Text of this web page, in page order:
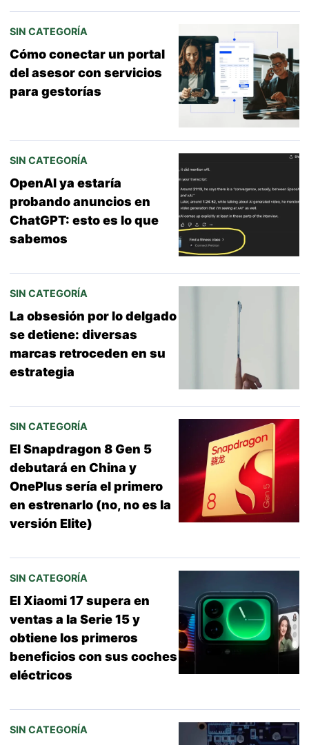
SIN CATEGORÍA
Cómo conectar un portal
del asesor con servicios
para gestorías
SIN CATEGORÍA
OpenAI ya estaría
probando anuncios en
ChatGPT: esto es lo que
sabemos
SIN CATEGORÍA
La obsesión por lo delgado
se detiene: diversas
marcas retroceden en su
estrategia
SIN CATEGORÍA
El Snapdragon 8 Gen 5
debutará en China y
OnePlus sería el primero
en estrenarlo (no, no es la
versión Elite)
SIN CATEGORÍA
El Xiaomi 17 supera en
ventas a la Serie 15 y
obtiene los primeros
beneficios con sus coches
eléctricos
SIN CATEGORÍA